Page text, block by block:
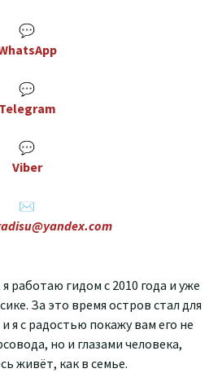
💬
💬
Telegram
💬
Viber
✉️
работаю гидом с 2010 года и уже
За это время остров стал для
я с радостью покажу вам его не
но и глазами человека,
живёт, как в семье.